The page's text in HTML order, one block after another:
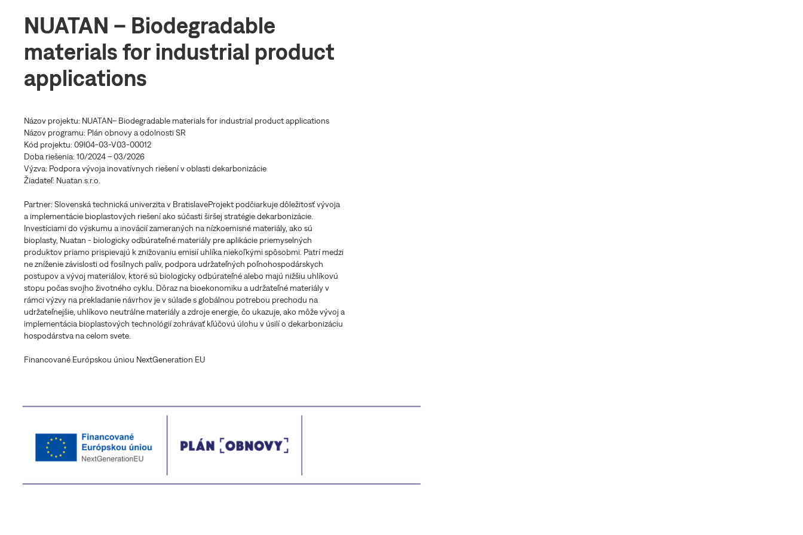
NUATAN – Biodegradable
materials for industrial product
applications
Názov projektu: NUATAN– Biodegradable materials for industrial product applications
Názov programu: Plán obnovy a odolnosti SR
Kód projektu: 09I04-03-V03-00012
Doba riešenia: 10/2024 – 03/2026
Výzva: Podpora vývoja inovatívnych riešení v oblasti dekarbonizácie
Žiadateľ: Nuatan s.r.o.
Partner: Slovenská technická univerzita v BratislaveProjekt podčiarkuje dôležitosť vývoja
a implementácie bioplastových riešení ako súčasti širšej stratégie dekarbonizácie.
Investíciami do výskumu a inovácií zameraných na nízkoemisné materiály, ako sú
bioplasty, Nuatan - biologicky odbúrateľné materiály pre aplikácie priemyselných
produktov priamo prispievajú k znižovaniu emisií uhlíka niekoľkými spôsobmi. Patrí medzi
ne zníženie závislosti od fosílnych palív, podpora udržateľných poľnohospodárskych
postupov a vývoj materiálov, ktoré sú biologicky odbúrateľné alebo majú nižšiu uhlíkovú
stopu počas svojho životného cyklu. Dôraz na bioekonomiku a udržateľné materiály v
rámci výzvy na prekladanie návrhov je v súlade s globálnou potrebou prechodu na
udržateľnejšie, uhlíkovo neutrálne materiály a zdroje energie, čo ukazuje, ako môže vývoj a
implementácia bioplastových technológií zohrávať kľúčovú úlohu v úsilí o dekarbonizáciu
hospodárstva na celom svete.
Financované Európskou úniou NextGeneration EU